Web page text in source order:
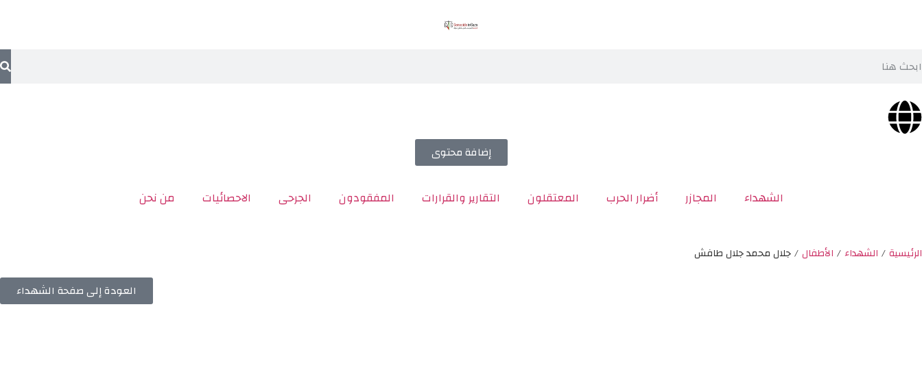
إضافة محتوى
الشهداء المجازر أضرار الحرب المعتقلون التقارير والقرارات المفقودون الجرحى الاحصائيات من نحن
الرئيسية/ الشهداء / الأطفال/جلال محمد جلال طافش
العودة إلى صفحة الشهداء